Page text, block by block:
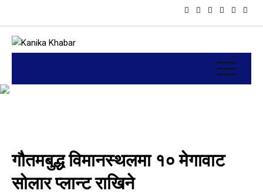
गौतमबुद्ध विमानस्थलमा १० मेगावाट
सोलार प्लान्ट राखिने